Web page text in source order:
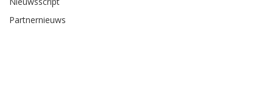
Partnernieuws